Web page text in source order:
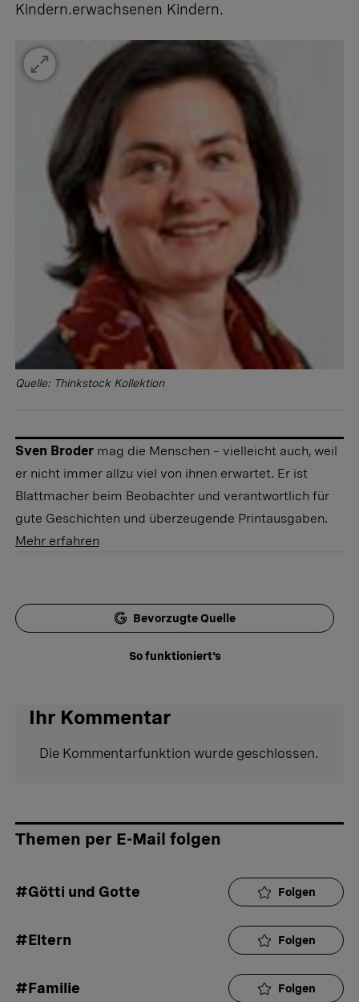
Kindern.erwachsenen Kindern.
Quelle: Thinkstock Kollektion
Sven Broder mag die Menschen – vielleicht auch, weil
er nicht immer allzu viel von ihnen erwartet. Er ist
Blattmacher beim Beobachter und verantwortlich für
gute Geschichten und überzeugende Printausgaben.
Mehr erfahren
Bevorzugte Quelle
So funktioniert's
Ihr Kommentar
Die Kommentarfunktion wurde geschlossen.
Themen per E-Mail folgen
#Götti und Gotte Folgen
#Eltern Folgen
#Familie Folgen